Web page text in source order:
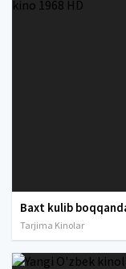
Tarjima Kinolar